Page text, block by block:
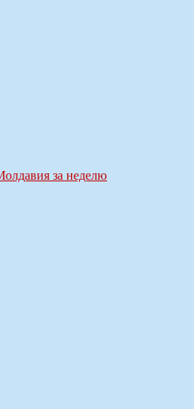
за неделю